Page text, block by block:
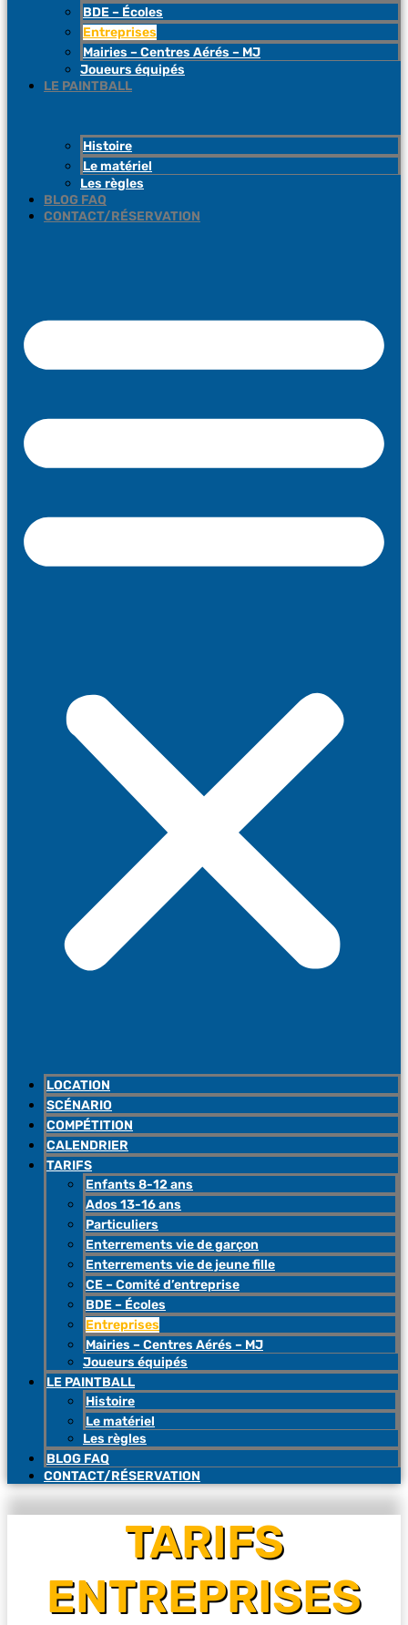
BDE – Écoles
Entreprises
Mairies – Centres Aérés – MJ
Joueurs équipés
LE PAINTBALL
Histoire
Le matériel
Les règles
BLOG FAQ
CONTACT/RÉSERVATION
LOCATION
SCÉNARIO
COMPÉTITION
CALENDRIER
TARIFS
Enfants 8-12 ans
Ados 13-16 ans
Particuliers
Enterrements vie de garçon
Enterrements vie de jeune fille
CE – Comité d’entreprise
BDE – Écoles
Entreprises
Mairies – Centres Aérés – MJ
Joueurs équipés
LE PAINTBALL
Histoire
Le matériel
Les règles
BLOG FAQ
CONTACT/RÉSERVATION
TARIFS
ENTREPRISES